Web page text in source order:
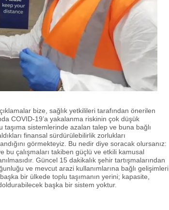
bize, sağlık yetkilileri tarafından önerilen
COVID-19’a yakalanma riskinin çok düşük
sistemlerinde azalan talep ve buna bağlı
finansal sürdürülebilirlik zorlukları
görmekteyiz. Bu nedir diye soracak olursanız:
bu çalışmaları takiben güçlü ve etkili kamusal
Güncel 15 dakikalık şehir tartışmalarından
ve mevcut arazi kullanımlarına bağlı gelişimleri
bir ülkede toplu taşımanın yerini; kapasite,
başka bir sistem yoktur.